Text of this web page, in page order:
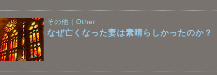
その他｜Other
なぜ亡くなった妻は素晴らしかったのか？